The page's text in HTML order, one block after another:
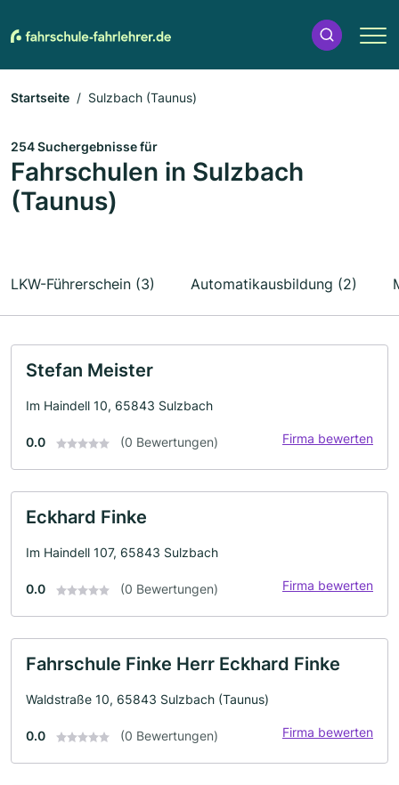
Startseite Sulzbach (Taunus)
254 Suchergebnisse für
Fahrschulen in Sulzbach
(Taunus)
LKW-Führerschein (3) Automatikausbildung (2)
Stefan Meister
Im Haindell 10, 65843 Sulzbach
0.0 (0 Bewertungen) Firma bewerten
Eckhard Finke
Im Haindell 107, 65843 Sulzbach
0.0 (0 Bewertungen) Firma bewerten
Fahrschule Finke Herr Eckhard Finke
Waldstraße 10, 65843 Sulzbach (Taunus)
0.0 (0 Bewertungen) Firma bewerten